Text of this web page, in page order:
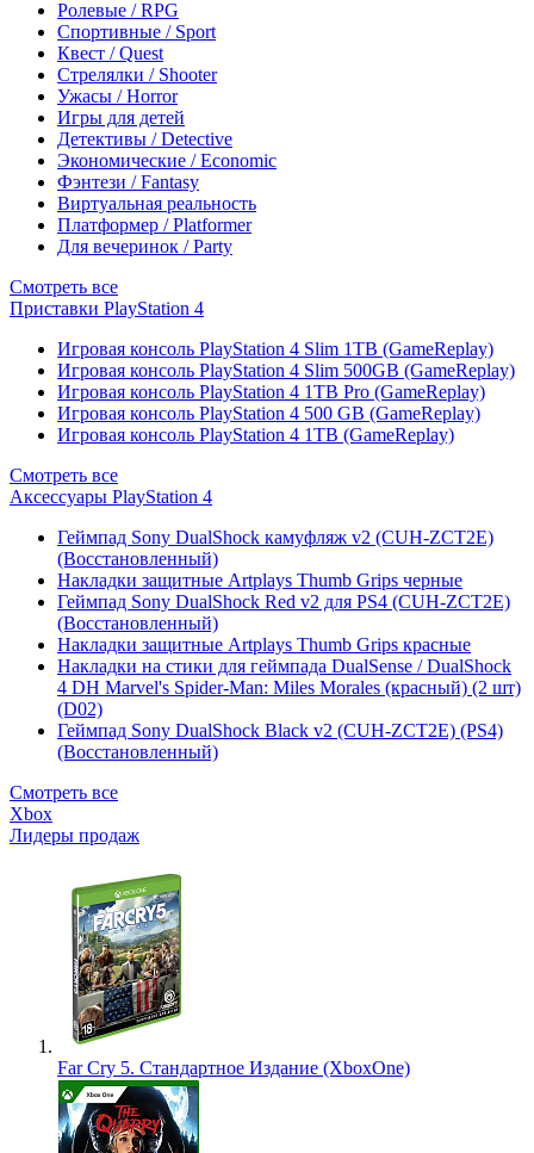
Ролевые / RPG
Спортивные / Sport
Квест / Quest
Стрелялки / Shooter
Ужасы / Horror
Игры для детей
Детективы / Detective
Экономические / Economic
Фэнтези / Fantasy
Виртуальная реальность
Платформер / Platformer
Для вечеринок / Party
Смотреть все
Приставки PlayStation 4
Игровая консоль PlayStation 4 Slim 1TB (GameReplay)
Игровая консоль PlayStation 4 Slim 500GB (GameReplay)
Игровая консоль PlayStation 4 1TB Pro (GameReplay)
Игровая консоль PlayStation 4 500 GB (GameReplay)
Игровая консоль PlayStation 4 1TB (GameReplay)
Смотреть все
Аксессуары PlayStation 4
Геймпад Sony DualShock камуфляж v2 (CUH-ZCT2E)
(Восстановленный)
Накладки защитные Artplays Thumb Grips черные
Геймпад Sony DualShock Red v2 для PS4 (CUH-ZCT2E)
(Восстановленный)
Накладки защитные Artplays Thumb Grips красные
Накладки на стики для геймпада DualSense / DualShock
4 DH Marvel's Spider-Man: Miles Morales (красный) (2 шт)
(D02)
Геймпад Sony DualShock Black v2 (CUH-ZCT2E) (PS4)
(Восстановленный)
Смотреть все
Xbox
Лидеры продаж
Far Cry 5. Стандартное Издание (XboxOne)